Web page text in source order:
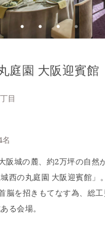
庭園 大阪迎賓館
目
阪城の麓、約2万坪の自然
西の丸庭園 大阪迎賓館」
脳を招きもてなす為、総
る会場。